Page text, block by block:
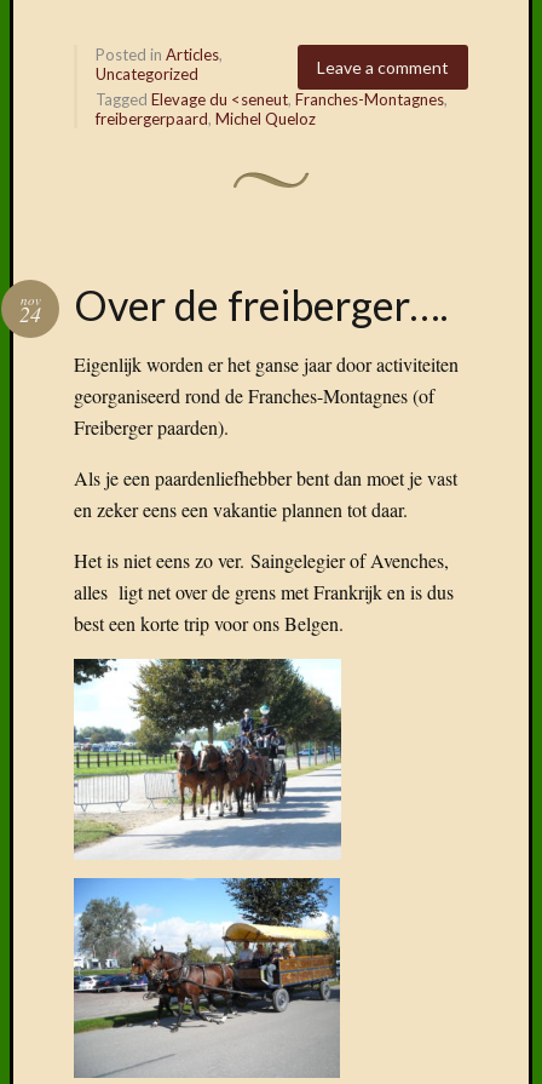
Leave a comment
Posted in Articles,
Uncategorized
Tagged Elevage du <seneut, Franches-Montagnes,
freibergerpaard, Michel Queloz
Over de freiberger….
nov
24
Eigenlijk worden er het ganse jaar door activiteiten
georganiseerd rond de Franches-Montagnes (of
Freiberger paarden).
Als je een paardenliefhebber bent dan moet je vast
en zeker eens een vakantie plannen tot daar.
Het is niet eens zo ver. Saingelegier of Avenches,
alles ligt net over de grens met Frankrijk en is dus
best een korte trip voor ons Belgen.